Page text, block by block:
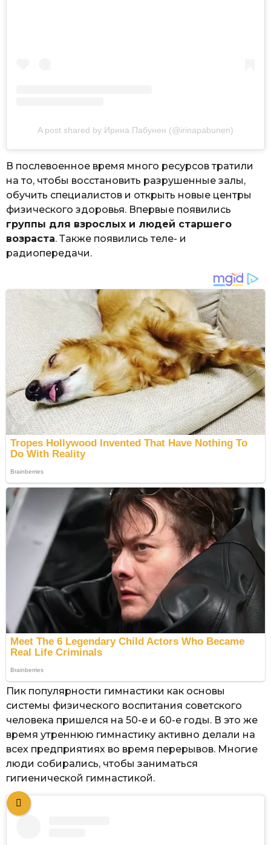
A post shared by Ирина Пабунен (@irinapabunen)
В послевоенное время много ресурсов тратили
на то, чтобы восстановить разрушенные залы,
обучить специалистов и открыть новые центры
физического здоровья. Впервые появились
группы для взрослых и людей старшего
возраста. Также появились теле- и
радиопередачи.
Пик популярности гимнастики как основы
системы физического воспитания советского
человека пришелся на 50-е и 60-е годы. В это же
время утреннюю гимнастику активно делали на
всех предприятиях во время перерывов. Многие
люди собирались, чтобы заниматься
гигиенической гимнастикой.